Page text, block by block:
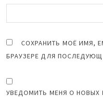
СОХРАНИТЬ МОЁ ИМЯ,
БРАУЗЕРЕ ДЛЯ
УВЕДОМИТЬ МЕНЯ О НОВЫХ